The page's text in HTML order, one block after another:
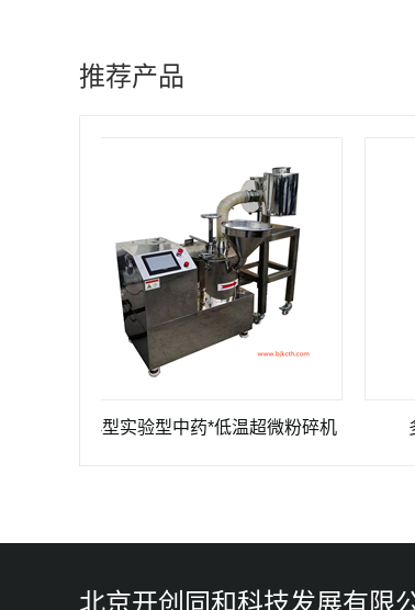
推荐产品
小型实验型中药*低温超微粉碎机 多功
北京开创同和科技发展有限